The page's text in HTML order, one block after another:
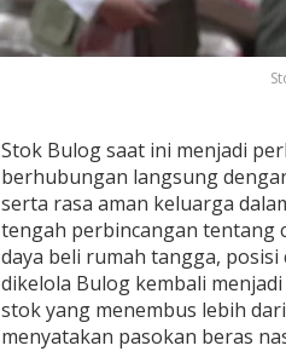
Stok Bulog saat ini menjadi
berhubungan langsung
serta rasa aman keluarga
tengah perbincangan tentang
daya beli rumah tangga,
dikelola Bulog kembali
stok yang menembus lebih
menyatakan pasokan beras